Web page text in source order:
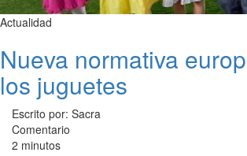
Actualidad
Nueva normativa
los juguetes
Escrito por: Sacra
Comentario
2 minutos